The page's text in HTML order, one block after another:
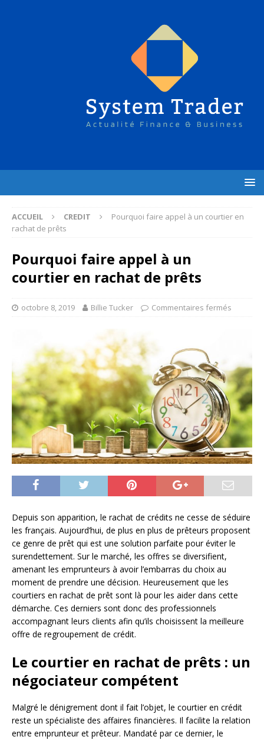
ACCUEIL CREDIT
Pourquoi faire appel à un courtier en
rachat de prêts
Pourquoi faire appel à un
courtier en rachat de prêts
octobre 8, 2019 Billie Tucker Commentaires fermés
Depuis son apparition, le rachat de crédits ne cesse de séduire
les français. Aujourd’hui, de plus en plus de prêteurs proposent
ce genre de prêt qui est une solution parfaite pour éviter le
surendettement. Sur le marché, les offres se diversifient,
amenant les emprunteurs à avoir l’embarras du choix au
moment de prendre une décision. Heureusement que les
courtiers en rachat de prêt sont là pour les aider dans cette
démarche. Ces derniers sont donc des professionnels
accompagnant leurs clients afin qu’ils choisissent la meilleure
offre de regroupement de crédit.
Le courtier en rachat de prêts : un
négociateur compétent
Malgré le dénigrement dont il fait l’objet, le courtier en crédit
reste un spécialiste des affaires financières. Il facilite la relation
entre emprunteur et prêteur. Mandaté par ce dernier, le